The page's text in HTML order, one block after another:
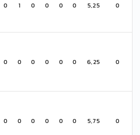
0 1 0 0 0 0 5,25 0
0 0 0 0 0 0 6,25 0
0 0 0 0 0 0 5,75 0